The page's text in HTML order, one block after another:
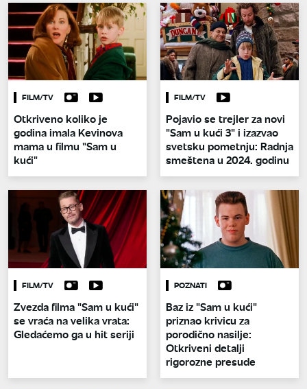
FILM/TV
Otkriveno koliko je
godina imala Kevinova
mama u filmu "Sam u
kući"
FILM/TV
Pojavio se trejler za novi
"Sam u kući 3" i izazvao
svetsku pometnju: Radnja
smeštena u 2024. godinu
FILM/TV
Zvezda filma "Sam u kući"
se vraća na velika vrata:
Gledaćemo ga u hit seriji
POZNATI
Baz iz "Sam u kući"
priznao krivicu za
porodično nasilje:
Otkriveni detalji
rigorozne presude